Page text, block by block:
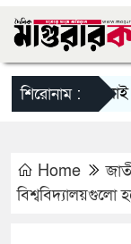
শিরোনাম :
জুলাই
Home
বিশ্ববিদ্যালয়গুলো